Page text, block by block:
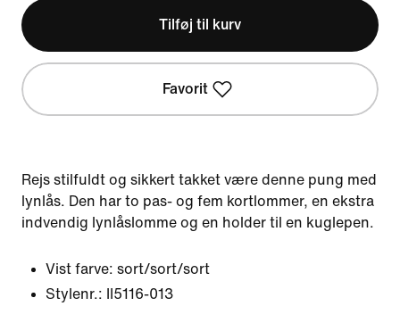
Tilføj til kurv
Favorit
Rejs stilfuldt og sikkert takket være denne pung med
lynlås. Den har to pas- og fem kortlommer, en ekstra
indvendig lynlåslomme og en holder til en kuglepen.
Vist farve: sort/sort/sort
Stylenr.:
II5116-013